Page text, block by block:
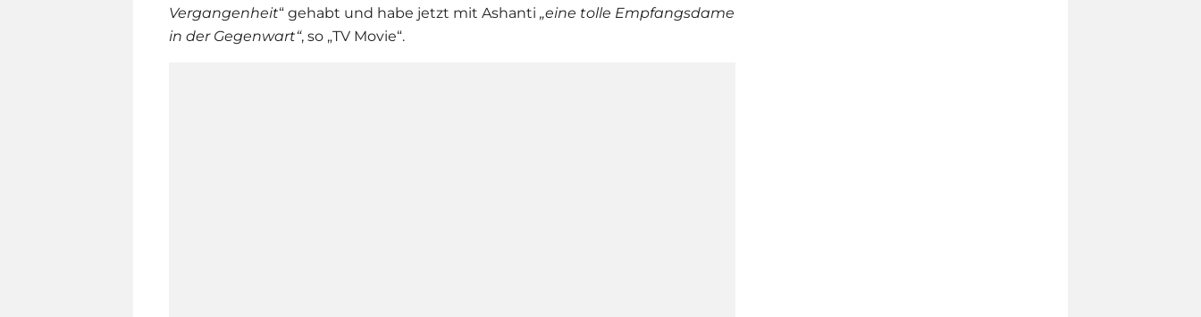
Vergangenheit“ gehabt und habe jetzt mit Ashanti „eine tolle Empfangsdame
in der Gegenwart“, so „TV Movie“.